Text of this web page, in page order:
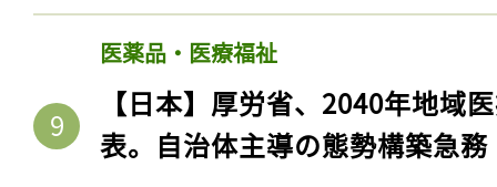
医薬品・医療福祉
【日本】厚労省、2040年地域
表。自治体主導の態勢構築急務